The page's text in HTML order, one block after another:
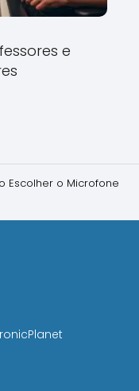
e
Escolher o Microfone